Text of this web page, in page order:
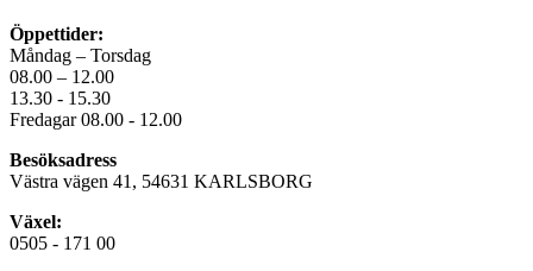
Öppettider:
Måndag – Torsdag
08.00 – 12.00
13.30 - 15.30
Fredagar 08.00 - 12.00
Besöksadress
Västra vägen 41, 54631 KARLSBORG
Växel:
0505 - 171 00